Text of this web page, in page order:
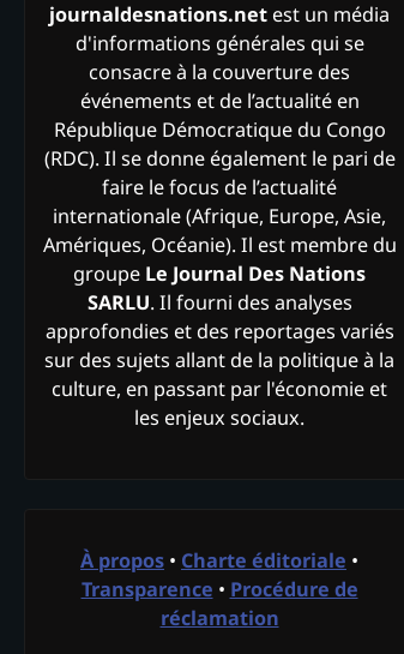
journaldesnations.net est un média
d'informations générales qui se
consacre à la couverture des
événements et de l’actualité en
République Démocratique du Congo
(RDC). Il se donne également le pari de
faire le focus de l’actualité
internationale (Afrique, Europe, Asie,
Amériques, Océanie). Il est membre du
groupe Le Journal Des Nations
SARLU. Il fourni des analyses
approfondies et des reportages variés
sur des sujets allant de la politique à la
culture, en passant par l'économie et
les enjeux sociaux.
À propos • Charte éditoriale •
Transparence • Procédure de
réclamation